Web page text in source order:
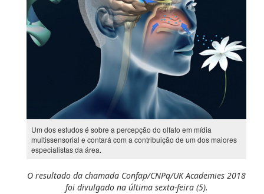
Um dos estudos é sobre a percepção do olfato em mídia
multissensorial e contará com a contribuição de um dos maiores
especialistas da área.
O resultado da chamada Confap/CNPq/UK Academies 2018
foi divulgado na última sexta-feira (5).